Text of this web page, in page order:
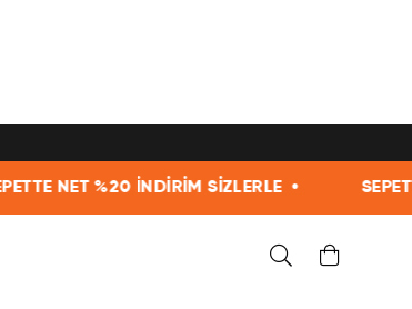
SİZLERLE • SEPETTE NET %20 İNDİRİM